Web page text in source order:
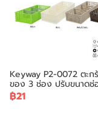
Keyway P2-0072 ตะก
ของ 3 ช่อง ปรับขนาดช่
฿21